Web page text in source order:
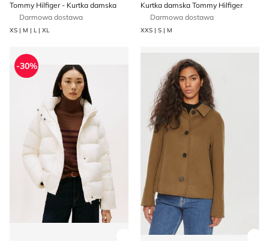
Tommy Hilfiger - Kurtka damska
Darmowa dostawa
XS | M | L | XL
Kurtka damska Tommy Hilfiger
Darmowa dostawa
XXS | S | M
Kurtka damska jesienna Tommy Hilfiger
-30%